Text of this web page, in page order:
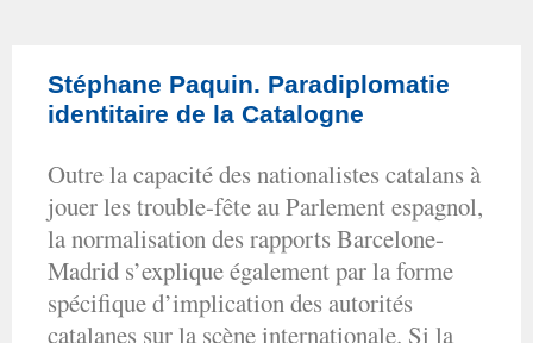
Stéphane Paquin. Paradiplomatie
identitaire de la Catalogne
Outre la capacité des nationalistes catalans à
jouer les trouble-fête au Parlement espagnol,
la normalisation des rapports Barcelone-
Madrid s’explique également par la forme
spécifique d’implication des autorités
catalanes sur la scène internationale. Si la